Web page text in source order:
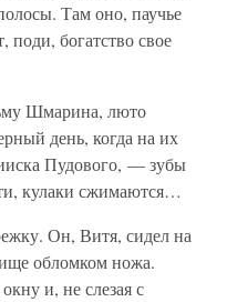
Там оно, паучье
богатство свое
Шмарина, люто
день, когда на их
Пудового, — зубы
кулаки сжимаются…
Он, Витя, сидел на
обломком ножа.
и, не слезая с